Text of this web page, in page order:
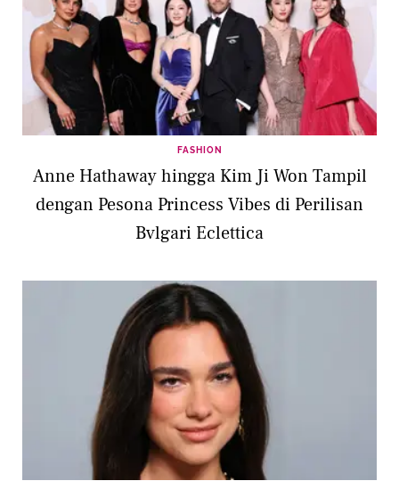
FASHION
Anne Hathaway hingga Kim Ji Won Tampil
dengan Pesona Princess Vibes di Perilisan
Bvlgari Eclettica